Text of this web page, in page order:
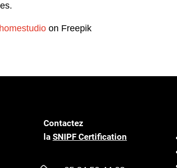
on Freepik
Contactez
la SNIPF Certification